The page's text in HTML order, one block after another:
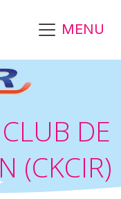
MENU
DE
(CKCIR)